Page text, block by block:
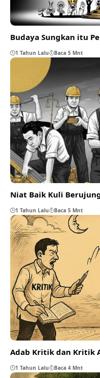
Budaya Sungkan itu
1 Tahun Lalu Baca 5 Mnt
Niat Baik Kuli
1 Tahun Lalu Baca 5 Mnt
Adab Kritik dan Kritik
1 Tahun Lalu Baca 4 Mnt